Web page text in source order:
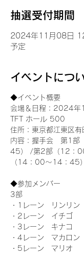
抽選受付期間
2024年11月08日
予定
イベントにつ
◆イベント概要
会場＆日程：2024年
TFT ホール 500
住所：東京都江東区
内容：握手会　第1
45） /第2部（12：
（14：00～14：45）
◆参加メンバー
3部
・1レーン　リンリン
・2レーン　イチゴ
・3レーン　キナコ
・4レーン　マカロン
・5レーン　マリオ